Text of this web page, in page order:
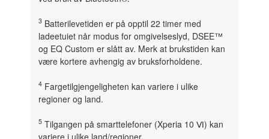
3 Batterilevetiden er på opptil 22 timer med
ladeetuiet når modus for omgivelseslyd, DSEE™
og EQ Custom er slått av. Merk at brukstiden kan
være kortere avhengig av bruksforholdene.
4 Fargetilgjengeligheten kan variere i ulike
regioner og land.
5 Tilgangen på smarttelefoner (Xperia 10 Ⅵ) kan
variere i ulike land/regioner.